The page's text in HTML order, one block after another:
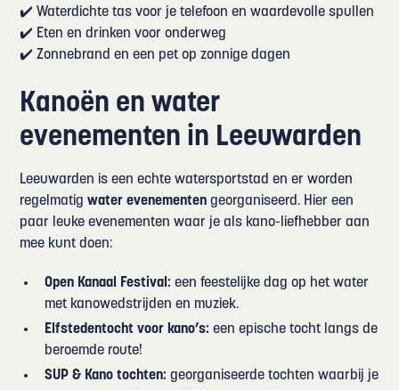
✔️ Waterdichte tas voor je telefoon en waardevolle spullen
✔️ Eten en drinken voor onderweg
✔️ Zonnebrand en een pet op zonnige dagen
Kanoën en water
evenementen in Leeuwarden
Leeuwarden is een echte watersportstad en er worden
regelmatigwater evenementen georganiseerd. Hier een
paar leuke evenementen waar je als kano-liefhebber aan
mee kunt doen:
Open Kanaal Festival: een feestelijke dag op het water
met kanowedstrijden en muziek.
Elfstedentocht voor kano’s: een epische tocht langs de
beroemde route!
SUP & Kano tochten: georganiseerde tochten waarbij je